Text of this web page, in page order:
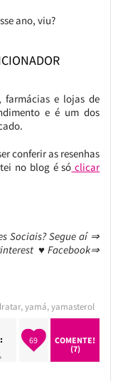
ano, viu?
farmácias e lojas de
e é um dos
conferir as resenhas
no blog é só clicar
Sociais? Segue aí ⇒
♥Facebook⇒
,yamá,yamasterol
69
COMENTE!
(7)